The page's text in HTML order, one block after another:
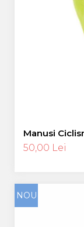
Manusi
50,00 Lei
NOU